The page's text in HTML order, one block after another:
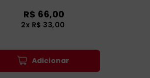
R$ 66,00
2x R$ 33,00
Adicionar